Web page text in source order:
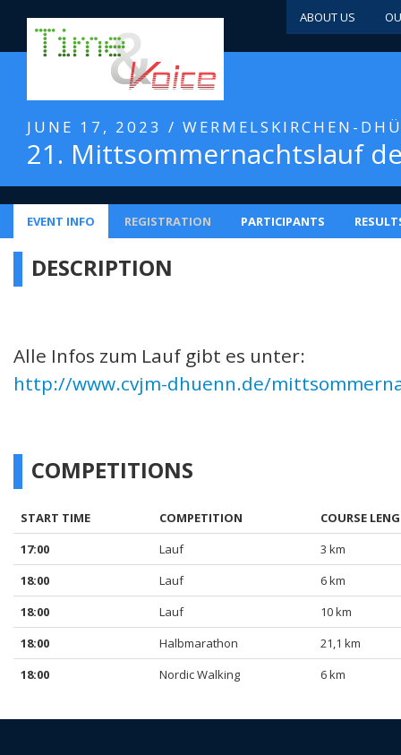
ABOUT US
JUNE 17, 2023 / WERMELSKIRCHEN-
21. Mittsommernachtslauf
EVENT INFO REGISTRATION PARTICIPANTS
DESCRIPTION
Alle Infos zum Lauf gibt es unter:
http://www.cvjm-dhuenn.de/
COMPETITIONS
START TIME COMPETITION
COURSE
17:00
Lauf
3 km
18:00
Lauf
6 km
18:00
Lauf
10 km
18:00
Halbmarathon
21,1 km
18:00
Nordic Walking 6 km